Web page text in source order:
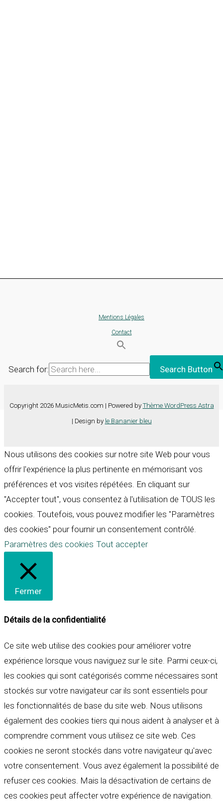
Mentions Légales
Contact
Search for: Search Button
Copyright 2026 MusicMetis.com | Powered by Thème WordPress Astra
| Design by le Bananier bleu
Nous utilisons des cookies sur notre site Web pour vous
offrir l'expérience la plus pertinente en mémorisant vos
préférences et vos visites répétées. En cliquant sur
"Accepter tout", vous consentez à l'utilisation de TOUS les
cookies. Toutefois, vous pouvez modifier les "Paramètres
des cookies" pour fournir un consentement contrôlé.
Paramètres des cookies Tout accepter
Fermer
Détails de la confidentialité
Ce site web utilise des cookies pour améliorer votre
expérience lorsque vous naviguez sur le site. Parmi ceux-ci,
les cookies qui sont catégorisés comme nécessaires sont
stockés sur votre navigateur car ils sont essentiels pour
les fonctionnalités de base du site web. Nous utilisons
également des cookies tiers qui nous aident à analyser et à
comprendre comment vous utilisez ce site web. Ces
cookies ne seront stockés dans votre navigateur qu'avec
votre consentement. Vous avez également la possibilité de
refuser ces cookies. Mais la désactivation de certains de
ces cookies peut affecter votre expérience de navigation.